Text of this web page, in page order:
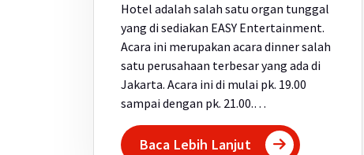
Hotel adalah salah satu organ tunggal
yang di sediakan EASY Entertainment.
Acara ini merupakan acara dinner salah
satu perusahaan terbesar yang ada di
Jakarta. Acara ini di mulai pk. 19.00
sampai dengan pk. 21.00.…
Baca Lebih Lanjut